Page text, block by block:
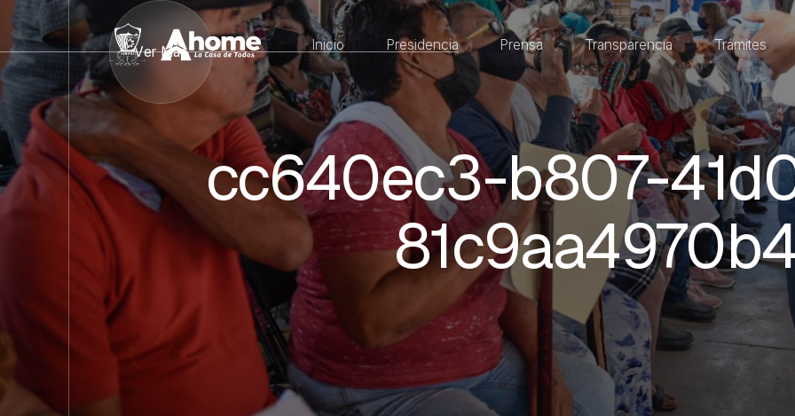
Inicio Presidencia Prensa Transparencia Trámites
cc640ec3-b807-
Ver Más